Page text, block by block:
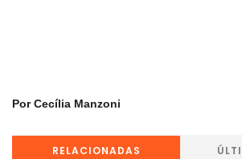
Por Cecília Manzoni
RELACIONADAS